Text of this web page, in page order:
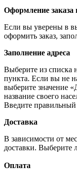
Оформление
Если вы уверены в
оформить заказ,
Заполнение адреса
Выберите из списка
пункта. Если вы не
выберите значение
название своего
Введите правильный
Доставка
В зависимости от
доставки. Выберите
Оплата